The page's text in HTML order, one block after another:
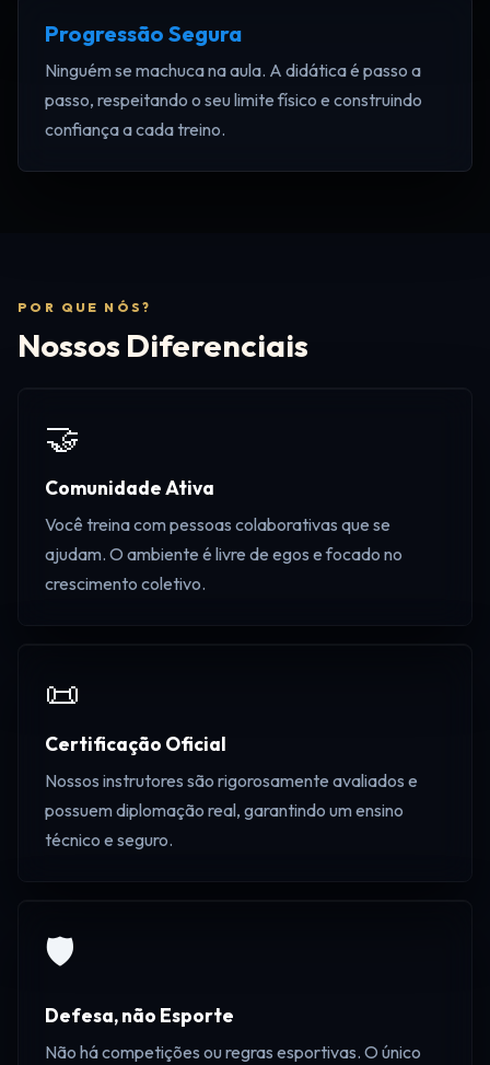
Progressão Segura
Ninguém se machuca na aula. A didática é passo a
passo, respeitando o seu limite físico e construindo
confiança a cada treino.
POR QUE NÓS?
Nossos Diferenciais
🤝
Comunidade Ativa
Você treina com pessoas colaborativas que se
ajudam. O ambiente é livre de egos e focado no
crescimento coletivo.
📜
Certificação Oficial
Nossos instrutores são rigorosamente avaliados e
possuem diplomação real, garantindo um ensino
técnico e seguro.
🛡️
Defesa, não Esporte
Não há competições ou regras esportivas. O único